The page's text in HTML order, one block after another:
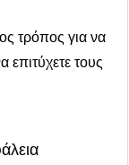
τρόπος για να
επιτύχετε τους